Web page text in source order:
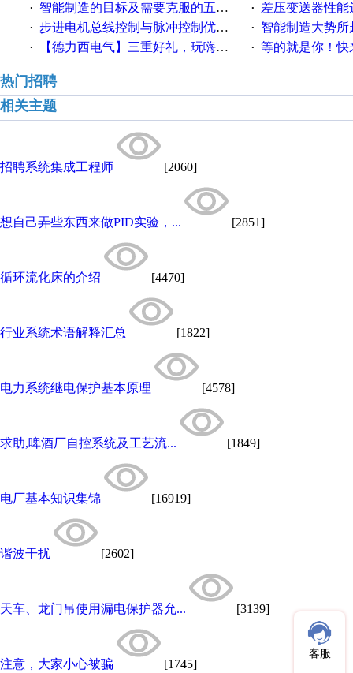
· 智能制造的目标及需要克服的五个障碍 · 差压变送器性能达
· 步进电机总线控制与脉冲控制优缺点 · 智能制造大势所趋
· 【德力西电气】三重好礼，玩嗨夏日！ · 等的就是你！快来
热门招聘
相关主题
招聘系统集成工程师 [2060]
想自己弄些东西来做PID实验，... [2851]
循环流化床的介绍 [4470]
行业系统术语解释汇总 [1822]
电力系统继电保护基本原理 [4578]
求助,啤酒厂自控系统及工艺流... [1849]
电厂基本知识集锦 [16919]
谐波干扰 [2602]
天车、龙门吊使用漏电保护器允... [3139]
注意，大家小心被骗 [1745]
客服